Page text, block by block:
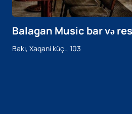
Balagan Music bar və
Bakı, Xaqani küç., 103